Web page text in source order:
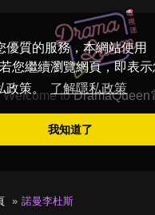
優質的服務，本網站使用
您繼續瀏覽網頁，即表
政策。
了解隱私政策
我知道了
Welcome toDramaQueen
諾曼李杜斯